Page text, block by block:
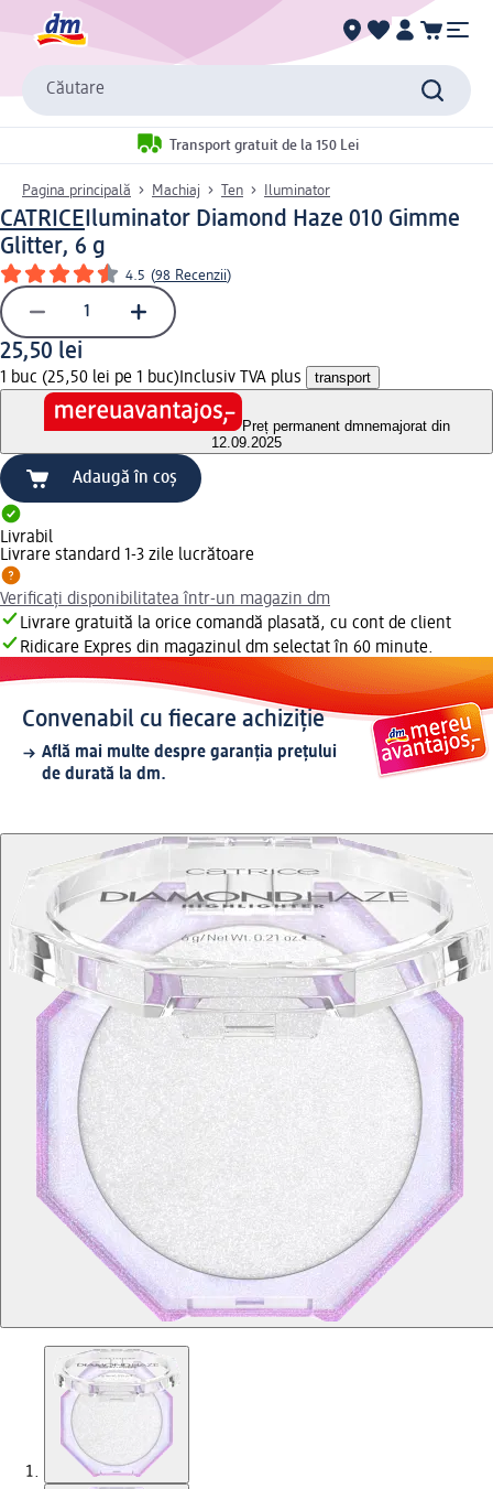
Căutare
Transport gratuit de la 150 Lei
Pagina principală Machiaj Ten Iluminator
CATRICE Iluminator Diamond Haze 010 Gimme
Glitter, 6 g
4.5 (98 Recenzii)
25,50 lei
1 buc (25,50 lei pe 1 buc) Inclusiv TVA plus transport
Preț permanent dmnemajorat din
12.09.2025
Adaugă în coș
Livrabil
Livrare standard 1-3 zile lucrătoare
Verificați disponibilitatea într-un magazin dm
Livrare gratuită la orice comandă plasată, cu cont de client
Ridicare Expres din magazinul dm selectat în 60 minute.
Convenabil cu fiecare achiziție
Află mai multe despre garanția prețului
de durată la dm.